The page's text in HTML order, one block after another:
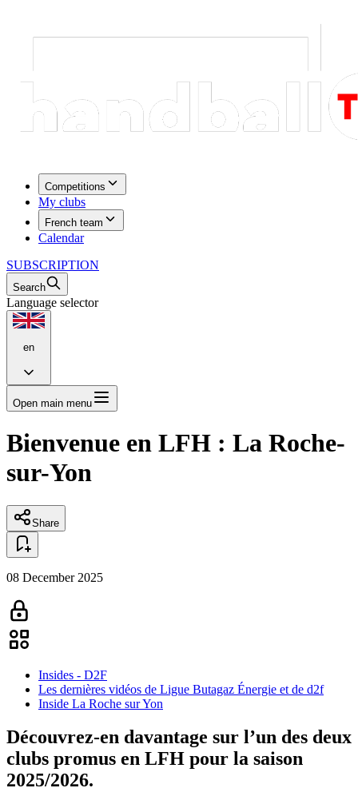
Competitions
My clubs
French team
Calendar
SUBSCRIPTION
Search
Language selector
en
Open main menu
Bienvenue en LFH : La Roche-
sur-Yon
Share
08 December 2025
Insides - D2F
Les dernières vidéos de Ligue Butagaz Énergie et de d2f
Inside La Roche sur Yon
Découvrez-en davantage sur l’un des deux
clubs promus en LFH pour la saison
2025/2026.